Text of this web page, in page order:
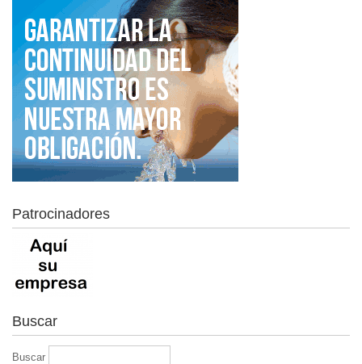
Patrocinadores
Buscar
Buscar